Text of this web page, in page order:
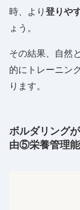
時、より登りや
ょう。
その結果、自然
的にトレーニン
ります。
ボルダリング
由⑤栄養管理